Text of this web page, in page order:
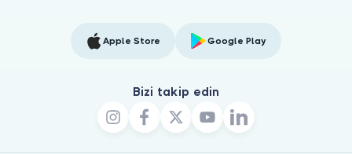
Apple Store Google Play
Bizi takip edin